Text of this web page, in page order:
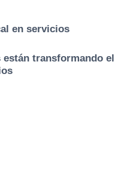
en servicios
transformando el